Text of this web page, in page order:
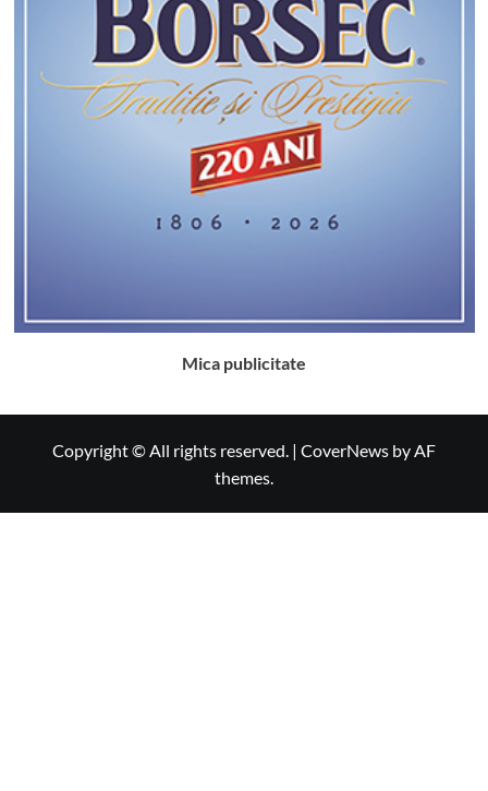
Mica publicitate
Copyright © All rights reserved. | CoverNews by AF
themes.